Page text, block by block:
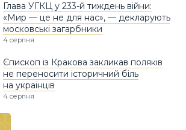
Глава УГКЦ у 233-й тиждень війни:
«Мир — це не для нас», — декларують
московські загарбники
4 серпня
Єпископ із Кракова закликав поляків
не переносити історичний біль
на українців
4 серпня